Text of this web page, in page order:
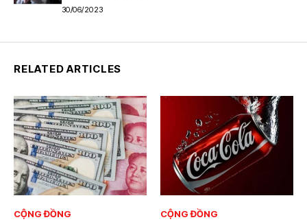
30/06/2023
RELATED ARTICLES
CỘNG ĐỒNG CỘNG ĐỒNG